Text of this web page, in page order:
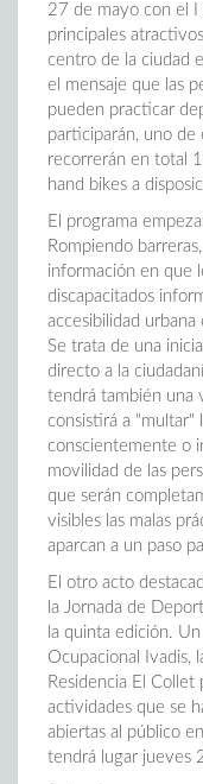
27 de mayo con el I
principales
centro de la ciudad
el mensaje que las
pueden practicar
participarán, uno de
recorrerán en total
hand bikes a
El programa
Rompiendo
información en que
discapacitados
accesibilidad
Se trata de una
directo a la
tendrá también una
consistirá a "multar"
conscientemente o
movilidad de las
que serán
visibles las malas
aparcan a un paso
El otro acto
la Jornada de
la quinta edición.
Ocupacional Ivadis,
Residencia El
actividades que se
abiertas al público
tendrá lugar jueves